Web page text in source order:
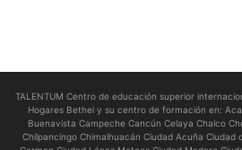
TALENTUM Centro de educación superior
Hogares Bethel y su centro de formación en:
Buenavista Campeche Cancún Celaya Chalco
Chilpancingo Chimalhuacán Ciudad Acuña Ciudad